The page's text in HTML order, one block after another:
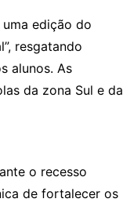
edição do
resgatando
alunos. As
da zona Sul e da
o recesso
de fortalecer os